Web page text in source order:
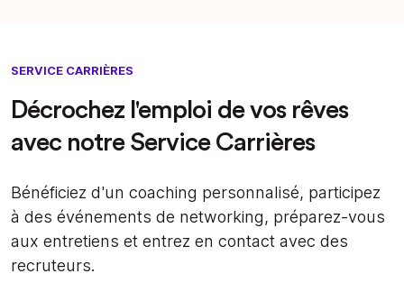
SERVICE CARRIÈRES
Décrochez l'emploi de vos rêves
avec notre Service Carrières
Bénéficiez d'un coaching personnalisé, participez
à des événements de networking, préparez-vous
aux entretiens et entrez en contact avec des
recruteurs.